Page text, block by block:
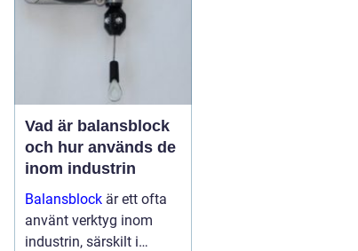
Vad är balansblock
och hur används de
inom industrin
Balansblock är ett ofta
använt verktyg inom
industrin, särskilt i